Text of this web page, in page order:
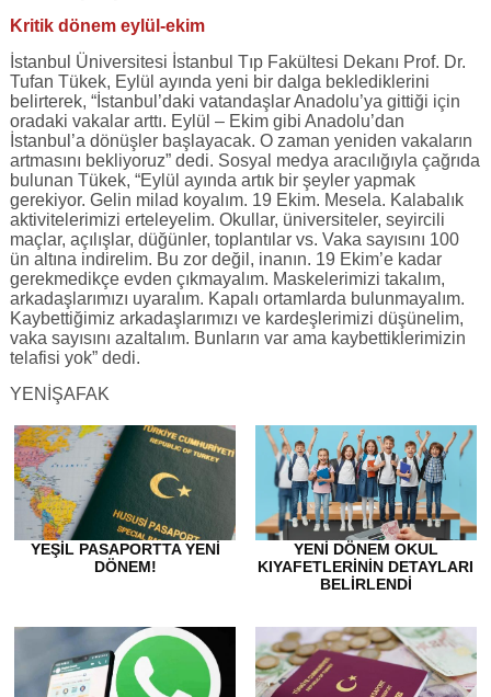
Kritik dönem eylül-ekim
İstanbul Üniversitesi İstanbul Tıp Fakültesi Dekanı Prof. Dr.
Tufan Tükek, Eylül ayında yeni bir dalga beklediklerini
belirterek, “İstanbul’daki vatandaşlar Anadolu’ya gittiği için
oradaki vakalar arttı. Eylül – Ekim gibi Anadolu’dan
İstanbul’a dönüşler başlayacak. O zaman yeniden vakaların
artmasını bekliyoruz” dedi. Sosyal medya aracılığıyla çağrıda
bulunan Tükek, “Eylül ayında artık bir şeyler yapmak
gerekiyor. Gelin milad koyalım. 19 Ekim. Mesela. Kalabalık
aktivitelerimizi erteleyelim. Okullar, üniversiteler, seyircili
maçlar, açılışlar, düğünler, toplantılar vs. Vaka sayısını 100
ün altına indirelim. Bu zor değil, inanın. 19 Ekim’e kadar
gerekmedikçe evden çıkmayalım. Maskelerimizi takalım,
arkadaşlarımızı uyaralım. Kapalı ortamlarda bulunmayalım.
Kaybettiğimiz arkadaşlarımızı ve kardeşlerimizi düşünelim,
vaka sayısını azaltalım. Bunların var ama kaybettiklerimizin
telafisi yok” dedi.
YENİŞAFAK
YEŞIL PASAPORTTA YENI
DÖNEM!
YENI DÖNEM OKUL
KIYAFETLERININ DETAYLARI
BELIRLENDI